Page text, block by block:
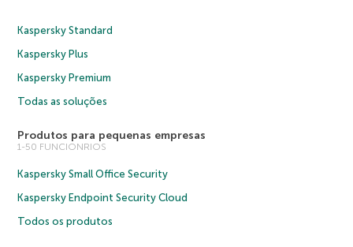
Kaspersky Standard
Kaspersky Plus
Kaspersky Premium
Todas as soluções
Produtos para pequenas empresas
1-50 FUNCIONRIOS
Kaspersky Small Office Security
Kaspersky Endpoint Security Cloud
Todos os produtos